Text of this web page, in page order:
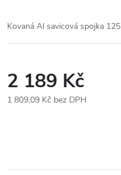
Kovaná Al savicová spojka 125
2 189 Kč
1 809,09 Kč bez DPH